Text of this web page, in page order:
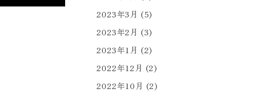
2023年3月 (5)
2023年2月 (3)
2023年1月 (2)
2022年12月 (2)
2022年10月 (2)